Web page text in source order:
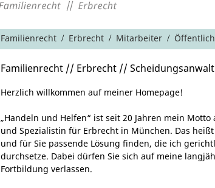
Familienrecht / Erbrecht / Mitarbeiter /
Familienrecht // Erbrecht // Scheidungsanwalt
Herzlich willkommen auf meiner Homepage!
„Handeln und Helfen“ ist seit 20 Jahren mein
und Spezialistin für Erbrecht in München. Das
und für Sie passende Lösung finden, die ich
durchsetze. Dabei dürfen Sie sich auf meine
Fortbildung verlassen.